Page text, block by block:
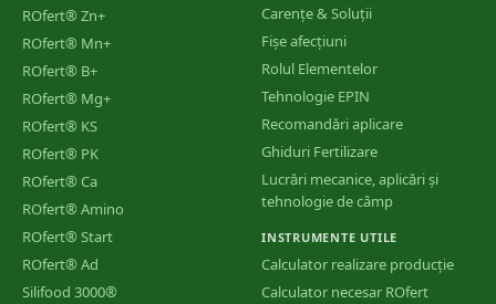
ROfert® Zn+
ROfert® Mn+
ROfert® B+
ROfert® Mg+
ROfert® KS
ROfert® PK
ROfert® Ca
ROfert® Amino
ROfert® Start
ROfert® Ad
Silifood 3000®
Carențe & Soluții
Fișe afecțiuni
Rolul Elementelor
Tehnologie EPIN
Recomandări aplicare
Ghiduri Fertilizare
Lucrări mecanice, aplicări și
tehnologie de câmp
INSTRUMENTE UTILE
Calculator realizare producție
Calculator necesar ROfert